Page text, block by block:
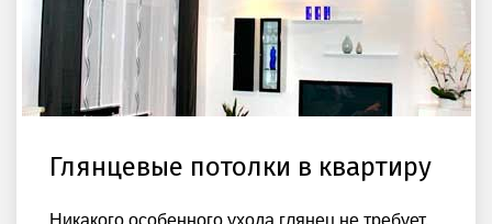
Глянцевые потолки в квартиру
Никакого особенного ухода глянец не требует,